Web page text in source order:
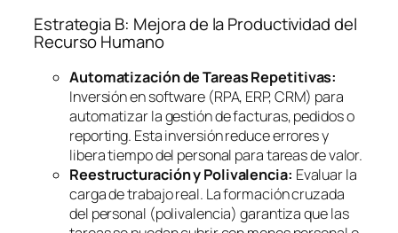
Estrategia B: Mejora de la Productividad del
Recurso Humano
Automatización de Tareas Repetitivas:
Inversión ensoftware(RPA, ERP, CRM) para
automatizar la gestión de facturas, pedidos o
reporting. Esta inversión reduce errores y
libera tiempo del personal para tareas de valor.
Reestructuración y Polivalencia: Evaluar la
carga de trabajo real. La formación cruzada
del personal (polivalencia) garantiza que las